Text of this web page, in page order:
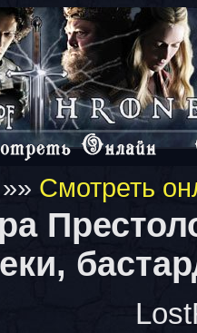
»» Смотреть